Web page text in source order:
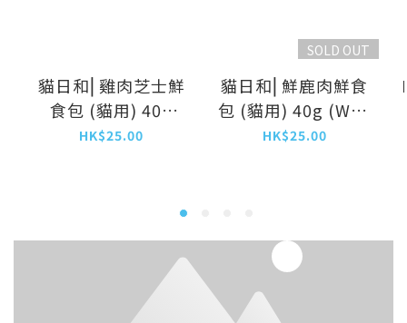
貓日和⎜雞肉芝士鮮
食包 (貓用) 40g
(WN-6628)
HK$25.00
SOLD OUT
貓日和⎜鮮鹿肉鮮食
包 (貓用) 40g (WN-
7168)
HK$25.00